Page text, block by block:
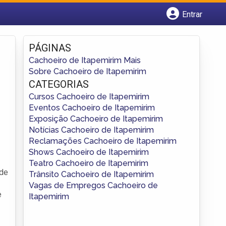
Entrar
Fazer login
Criar conta
PÁGINAS
Cachoeiro de Itapemirim Mais
Sobre Cachoeiro de Itapemirim
CATEGORIAS
Cursos Cachoeiro de Itapemirim
Eventos Cachoeiro de Itapemirim
Exposição Cachoeiro de Itapemirim
Notícias Cachoeiro de Itapemirim
Reclamações Cachoeiro de Itapemirim
Shows Cachoeiro de Itapemirim
Teatro Cachoeiro de Itapemirim
Trânsito Cachoeiro de Itapemirim
Vagas de Empregos Cachoeiro de
Itapemirim